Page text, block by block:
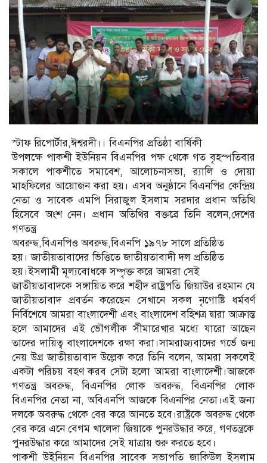
স্টাফ রিপোর্টার,ঈশ্বরদী।। বিএনপির প্রতিষ্ঠা বার্ষিকী
উপলক্ষে পাকশী ইউনিয়ন বিএনপির পক্ষ থেকে গত বৃহস্পতিবার
সকালে পাকশীতে সমাবেশ, আলোচনাসভা, র‌্যালি ও দোয়া
মাহফিলের আয়োজন করা হয়। এসব অনুষ্ঠানে বিএনপির কেন্দ্রিয়
নেতা ও সাবেক এমপি সিরাজুল ইসলাম সরদার প্রধান অতিথি
হিসেবে অংশ নেন। প্রধান অতিথির বক্তব্রে তিনি বলেন,দেশের
গণতন্ত্র
অবরুদ্ধ,বিএনপিও অবরুদ্ধ,বিএনপি ১৯৭৮ সালে প্রতিষ্ঠিত
হয়। জাতীয়তাবাদের ভিত্তিতে জাতীয়তাবাদী দল প্রতিষ্ঠিত
হয়।ইসলামী মূল্যবোধকে সম্পৃক্ত করে আমরা সেই
জাতীয়তাবাদকে সঙ্গায়িত করে শহীদ রাষ্ট্রপতি জিয়াউর রহমান যে
জাতীয়তাবাদ প্রবর্তন করেছেন সেখানে সকল নৃগোষ্টি ধর্মবর্ণ
নির্বিশেষে আমরা বাংলাদেশী এবং বাংলাদেশ বহিশত্র দ্বারা আক্রান্ত
হলে আমাদের এই ভৌগলীক সীমারেখার মধ্যে যারো আছেন
তাদের দায়িত্ব বাংলাদেশকে রক্ষা করা।সামরাজ্যবাদের গর্ভে জন্ম
নেয় উগ্র জাতীয়তাবাদ উল্লেক করে তিনি বলেন, আমরা সকলেই
একটা পরিচয় বহণ করব সেটা হলো আমরা বাংলাদেশী।আজকে
গণতন্ত্র অবরুদ্ধ, বিএনপির লোক অবরুদ্ধ, বিএনপির লোক
বিএনপির নেতা না, অবিএনপি আজকে বিএনপির নেতা।এই জন্য
দলকে অবরুদ্ধ থেকে বের করে আনতে হবে।রাষ্ট্রকে অবরুদ্ধ থেকে
বের করে এনে বেগম খালেদা জিয়াকে পুনরউদ্ধার করে, গণতন্ত্রকে
পুনরউদ্ধার করে আমাদের সেই যাত্রায় শুরু করতে হবে।
পাকশী উইনিয়ন বিএনপির সাবেক সভাপতি জাকিউল ইসলাম